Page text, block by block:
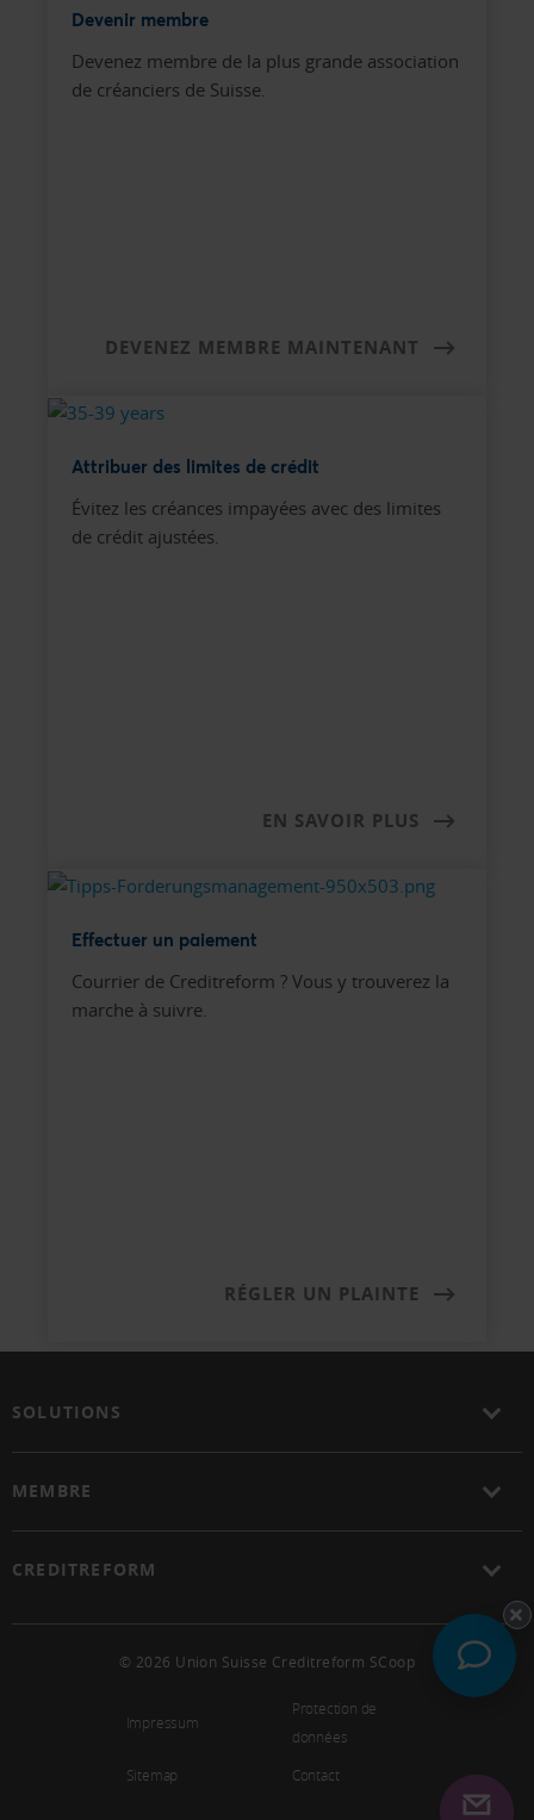
Devenir membre
Devenez membre de la plus grande association
de créanciers de Suisse.
DEVENEZ MEMBRE MAINTENANT
Attribuer des limites de crédit
Évitez les créances impayées avec des limites
de crédit ajustées.
EN SAVOIR PLUS
Effectuer un paiement
Courrier de Creditreform ? Vous y trouverez la
marche à suivre.
RÉGLER UN PLAINTE
SOLUTIONS
MEMBRE
CREDITREFORM
© 2026 Union Suisse Creditreform SCoop
Impressum
Protection de
données
Sitemap
Contact